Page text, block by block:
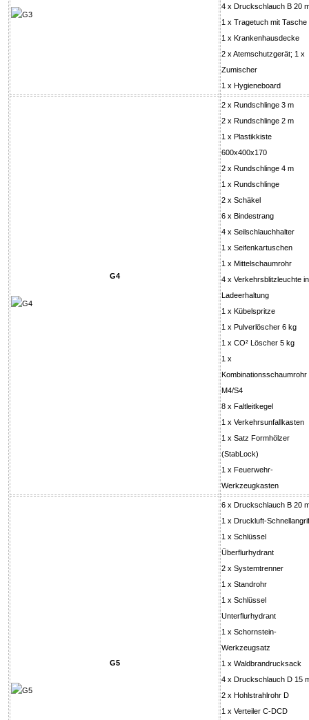
4 x Druckschlauch B 20
1 x Tragetuch mit Tasche
1 x Krankenhausdecke
2 x Atemschutzgerät; 1 x
Zumischer
1 x Hygieneboard
G4
2 x Rundschlinge 3 m
2 x Rundschlinge 2 m
1 x Plastikkiste
600x400x170
2 x Rundschlinge 4 m
1 x Rundschlinge
2 x Schäkel
6 x Bindestrang
4 x Seilschlauchhalter
1 x Seifenkartuschen
1 x Mittelschaumrohr
4 x Verkehrsblitzleuchte
Ladeerhaltung
1 x Kübelspritze
1 x Pulverlöscher 6 kg
1 x CO² Löscher 5 kg
1 x
Kombinationsschaumrohr
M4/S4
8 x Faltleitkegel
1 x Verkehrsunfallkasten
1 x Satz Formhölzer
(StabLock)
1 x Feuerwehr-
Werkzeugkasten
G5
6 x Druckschlauch B 20
1 x Druckluft-
1 x Schlüssel
Überflurhydrant
2 x Systemtrenner
1 x Standrohr
1 x Schlüssel
Unterflurhydrant
1 x Schornstein-
Werkzeugsatz
1 x Waldbrandrucksack
4 x Druckschlauch D 15
2 x Hohlstrahlrohr D
1 x Verteiler C-DCD